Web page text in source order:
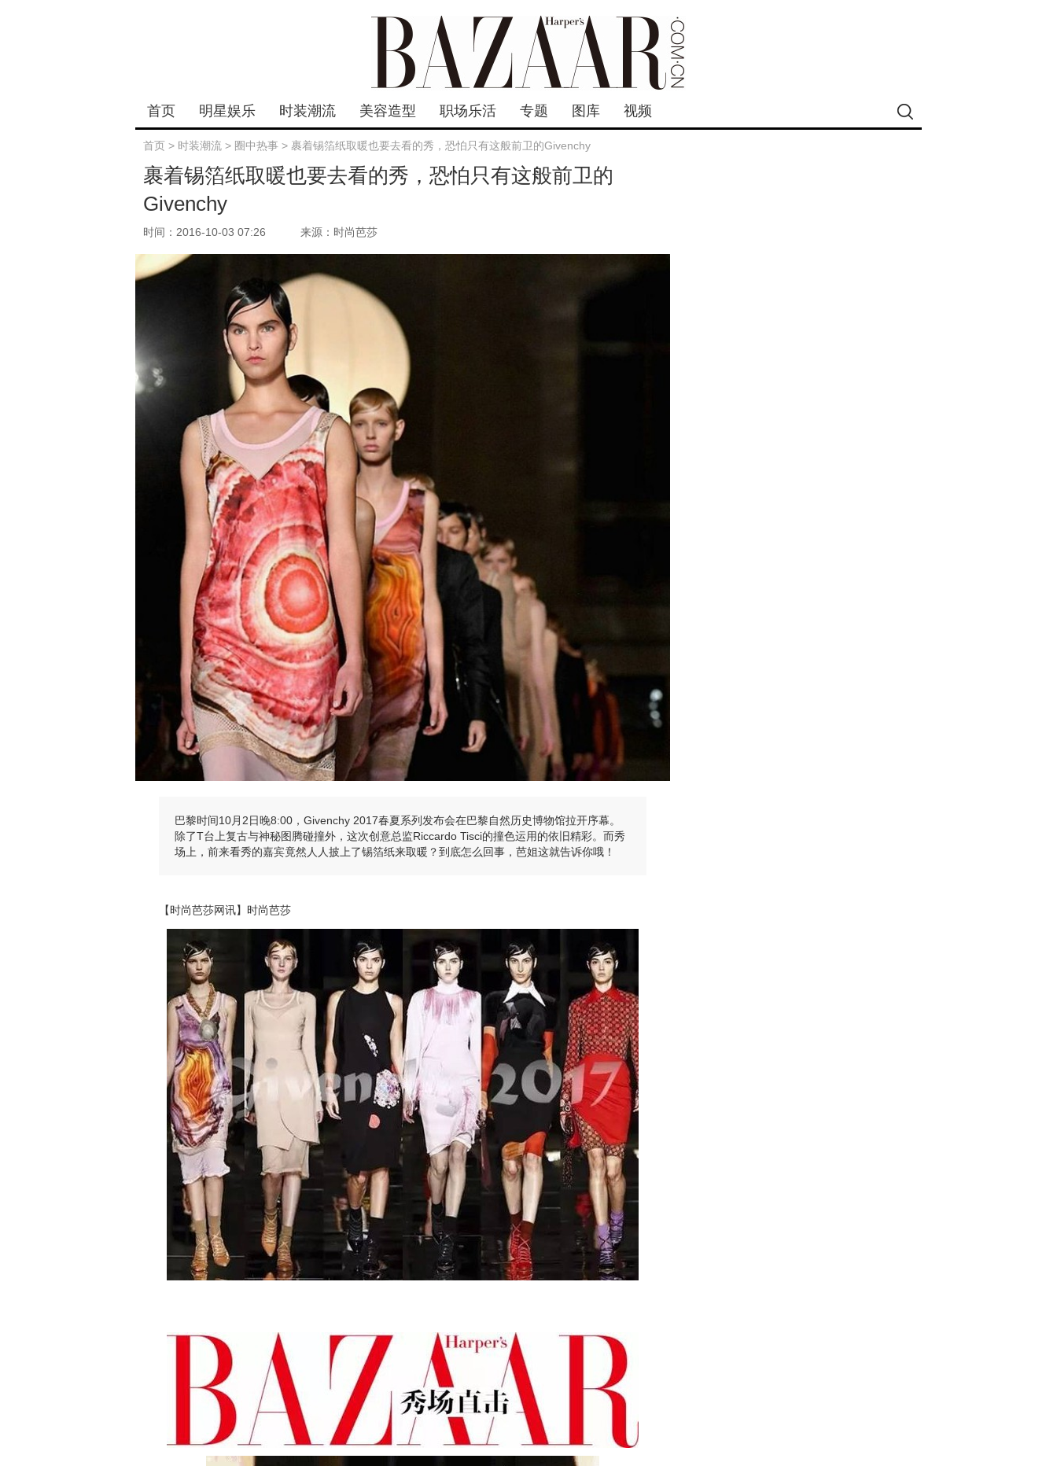
首页 明星娱乐 时装潮流 美容造型 职场乐活 专题 图库 视频
首页 > 时装潮流 > 圈中热事 > 裹着锡箔纸取暖也要去看的秀，恐怕只有这般前卫的Givenchy
裹着锡箔纸取暖也要去看的秀，恐怕只有这般前卫的
Givenchy
时间：2016-10-03 07:26 来源：时尚芭莎
巴黎时间10月2日晚8:00，Givenchy 2017春夏系列发布会在巴黎自然历史博物馆拉开序幕。
除了T台上复古与神秘图腾碰撞外，这次创意总监Riccardo Tisci的撞色运用的依旧精彩。而秀
场上，前来看秀的嘉宾竟然人人披上了锡箔纸来取暖？到底怎么回事，芭姐这就告诉你哦！
【时尚芭莎网讯】时尚芭莎